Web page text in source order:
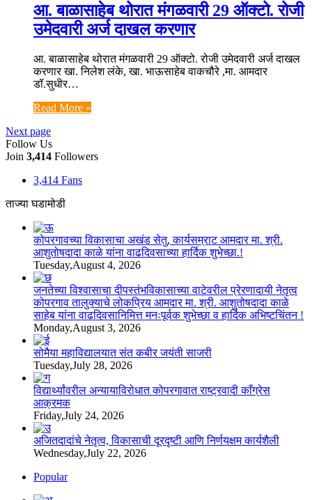
आ. बाळासाहेब थोरात मंगळवारी 29 ऑक्टो. रोजी
उमेदवारी अर्ज दाखल करणार
आ. बाळासाहेब थोरात मंगळवारी 29 ऑक्टो. रोजी उमेदवारी अर्ज दाखल
करणार खा. निलेश लंके, खा. भाऊसाहेब वाकचौरे ,मा. आमदार
डॉ.सुधीर…
Read More »
Next page
Follow Us
Join 3,414 Followers
3,414 Fans
ताज्या घडामोडी
कोपरगावच्या विकासाचा अखंड सेतु, कार्यसम्राट आमदार मा. श्री.
आशुतोषदादा काळे यांना वाढदिवसाच्या हार्दिक शुभेच्छा.!
Tuesday,August 4, 2026
जनतेच्या विश्वासाचा दीपस्तंभविकासाच्या वाटेवरील प्रेरणादायी नेतृत्व
कोपरगाव तालुक्याचे लोकप्रिय आमदार मा. श्री. आशुतोषदादा काळे
साहेब यांना वाढदिवसानिमित्त मनःपूर्वक शुभेच्छा व हार्दिक अभिष्टचिंतन !
Monday,August 3, 2026
सोमैया महाविद्यालयात संत कबीर जयंती साजरी
Tuesday,July 28, 2026
विद्यार्थ्यांवरील अन्यायाविरोधात कोपरगावात राष्ट्रवादी काँग्रेस
आक्रमक
Friday,July 24, 2026
अजितदादांचे नेतृत्व, विकासाची दूरदृष्टी आणि निर्णयक्षम कार्यशैली
Wednesday,July 22, 2026
Popular